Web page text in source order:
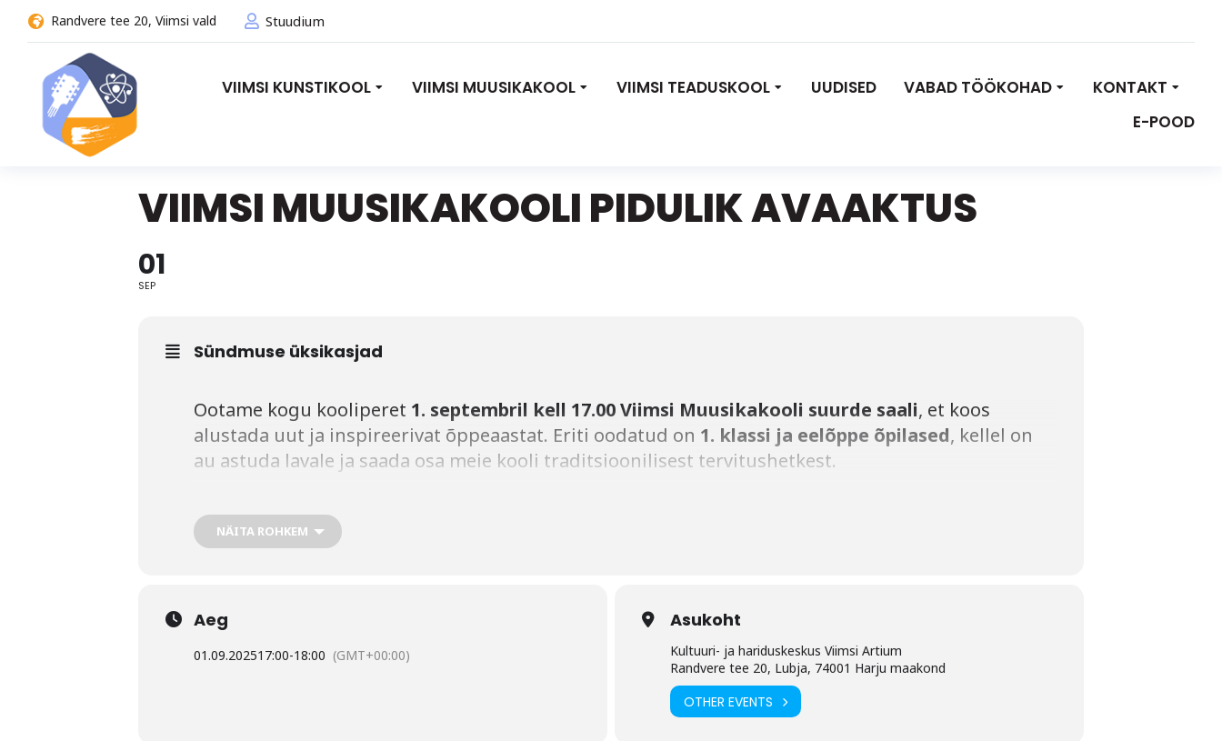
Randvere tee 20, Viimsi vald Stuudium
VIIMSI KUNSTIKOOL VIIMSI MUUSIKAKOOL VIIMSI TEADUSKOOL UUDISED VABAD TÖÖKOHAD
KONTAKT
E-POOD
VIIMSI MUUSIKAKOOLI PIDULIK AVAAKTUS
01
SEP
Sündmuse üksikasjad
Ootame kogu kooliperet 1. septembril kell 17.00Viimsi Muusikakooli suurde saali, et koos
alustada uut ja inspireerivat õppeaastat. Eriti oodatud on 1. klassi ja eelõppe õpilased, kellel on
au astuda lavale ja saada osa meie kooli traditsioonilisest tervitushetkest.
Pärast aktust on kõigil uutel õpilastel võimalus kohtuda oma õpetajaga ja teha esimene samm
põneval muusikateekonnal.
Tulge ja tähistame koos uue õppeaasta algust muusika, rõõmu ja ühise kogukonnatundega!
NÄITA ROHKEM
Aeg
01.09.202517:00-18:00 (GMT+00:00)
Asukoht
Kultuuri- ja hariduskeskus Viimsi Artium
Randvere tee 20, Lubja, 74001 Harju maakond
OTHER EVENTS